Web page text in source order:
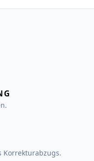
Korrekturabzugs.